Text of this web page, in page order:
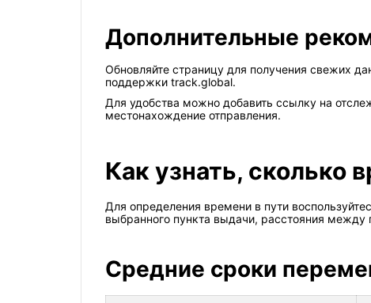
Дополнительные
Обновляйте страницу для получения свежих
поддержки track.global.
Для удобства можно добавить ссылку на
местонахождение отправления.
Как узнать, сколько
Для определения времени в пути
выбранного пункта выдачи, расстояния
Средние сроки